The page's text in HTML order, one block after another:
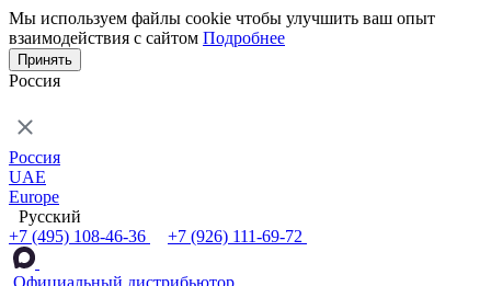
Мы используем файлы cookie чтобы улучшить ваш опыт
взаимодействия с сайтом Подробнее
Принять
Россия
Россия
UAE
Europe
Русский
+7 (495) 108-46-36
+7 (926) 111-69-72
Официальный дистрибьютор